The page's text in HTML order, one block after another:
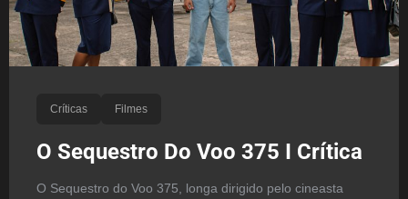
Críticas Filmes
O Sequestro Do Voo 375 I Crítica
O Sequestro do Voo 375, longa dirigido pelo cineasta